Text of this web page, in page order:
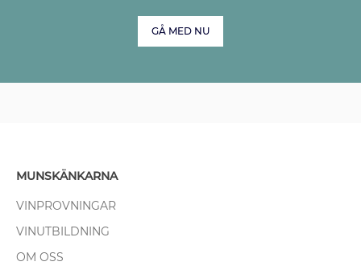
GÅ MED NU
MUNSKÄNKARNA
VINPROVNINGAR
VINUTBILDNING
OM OSS